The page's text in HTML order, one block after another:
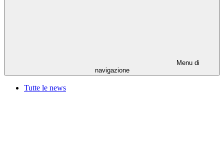
Menu di
navigazione
Tutte le news